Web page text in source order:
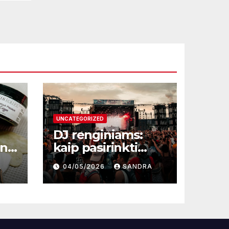
UNCATEGORIZED
DJ renginiams:
kaip pasirinkti
profesionalą ir
sukurti
nepamirštamą
04/05/2026 SANDRA